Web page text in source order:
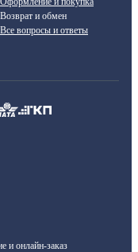
Возврат и обмен
Все вопросы и ответы
и онлайн-заказ